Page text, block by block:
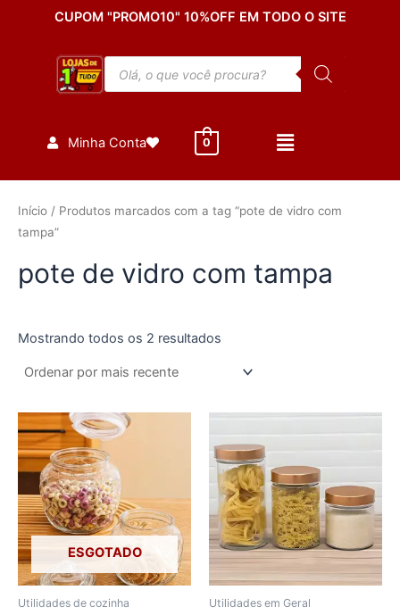
CUPOM "PROMO10" 10%OFF EM TODO O SITE
Pesquisar
produtos
Minha Conta 0
Início / Produtos marcados com a tag “pote de vidro com
tampa”
pote de vidro com tampa
Mostrando todos os 2 resultados
por
ESGOTADO
Utilidades de cozinha Utilidades em Geral
através
R$29,00
várias
variantes.
As
opções
podem